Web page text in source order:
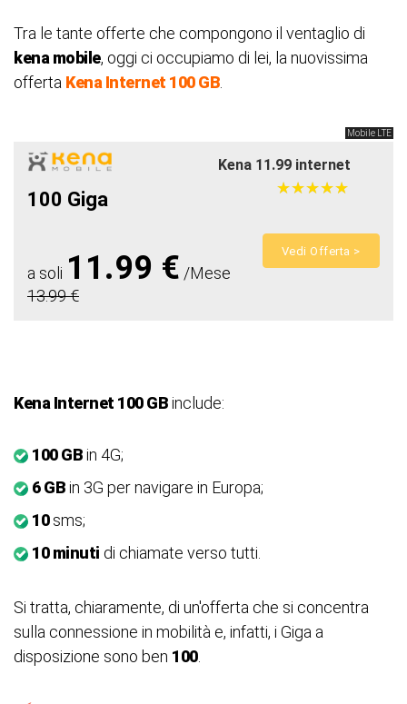
Tra le tante offerte che compongono il ventaglio di
kena mobile, oggi ci occupiamo di lei, la nuovissima
offerta Kena Internet 100 GB
Mobile LTE
Kena 11.99 internet
100 Giga
★★★★★
★★★★★
a soli 11.99 € /Mese
13.99 €
Vedi Offerta >
Kena Internet 100 GBinclude:
100 GBin 4G;
6 GBin 3G per navigare in Europa;
10sms;
10 minuti di chiamate verso tutti.
Si tratta, chiaramente, di un'offerta che si concentra
sulla connessione in mobilità e, infatti, i Giga a
disposizione sono ben 100.